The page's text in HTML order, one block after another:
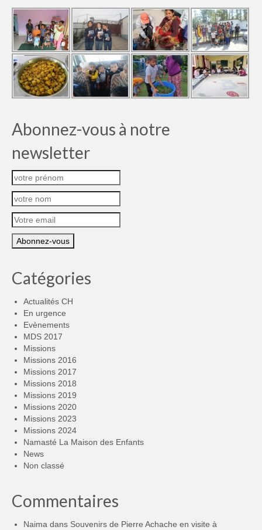
Abonnez-vous à notre
newsletter
Catégories
Actualités CH
En urgence
Evènements
MDS 2017
Missions
Missions 2016
Missions 2017
Missions 2018
Missions 2019
Missions 2020
Missions 2023
Missions 2024
Namasté La Maison des Enfants
News
Non classé
Commentaires
Naima dans Souvenirs de Pierre Achache en visite à